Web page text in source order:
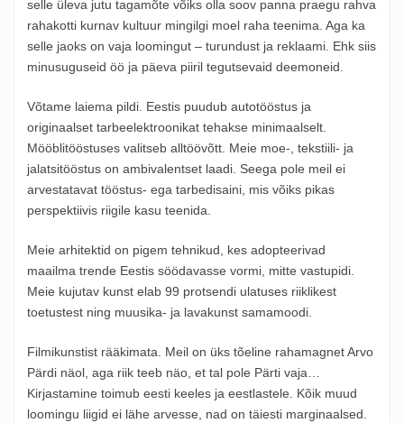
selle üleva jutu tagamõte võiks olla soov panna praegu rahva
rahakotti kurnav kultuur mingilgi moel raha teenima. Aga ka
selle jaoks on vaja loomingut – turundust ja reklaami. Ehk siis
minusuguseid öö ja päeva piiril tegutsevaid deemoneid.
Võtame laiema pildi. Eestis puudub autotööstus ja
originaalset tarbeelektroonikat tehakse minimaalselt.
Mööblitööstuses valitseb alltöövõtt. Meie moe-, tekstiili- ja
jalatsitööstus on ambivalentset laadi. Seega pole meil ei
arvestatavat tööstus- ega tarbedisaini, mis võiks pikas
perspektiivis riigile kasu teenida.
Meie arhitektid on pigem tehnikud, kes adopteerivad
maailma trende Eestis söödavasse vormi, mitte vastupidi.
Meie kujutav kunst elab 99 protsendi ulatuses riiklikest
toetustest ning muusika- ja lavakunst samamoodi.
Filmikunstist rääkimata. Meil on üks tõeline rahamagnet Arvo
Pärdi näol, aga riik teeb näo, et tal pole Pärti vaja…
Kirjastamine toimub eesti keeles ja eestlastele. Kõik muud
loomingu liigid ei lähe arvesse, nad on täiesti marginaalsed.